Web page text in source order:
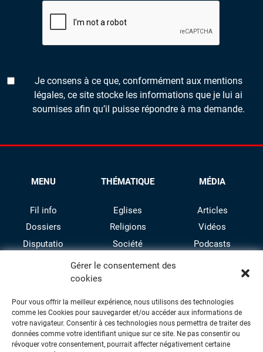
Gérer le consentement des
cookies
Pour vous offrir la meilleur expérience, nous utilisons des technologies
comme les Cookies pour sauvegarder et/ou accéder aux informations de
votre navigateur. Consentir à ces technologies nous permettra de traiter des
données comme votre identifiant unique sur ce site. Ne pas consentir ou
révoquer votre consentement, pourrait affecter négativement certaine
Je consens à ce que, conformément aux mentions
légales, ce site stocke les informations que je lui ai
soumises afin qu’il puisse répondre à ma demande.
MENU
Fil info
Dossiers
Disputatio
THÉMATIQUE
Eglises
Religions
Société
Culture
MÉDIA
Articles
Vidéos
Podcasts